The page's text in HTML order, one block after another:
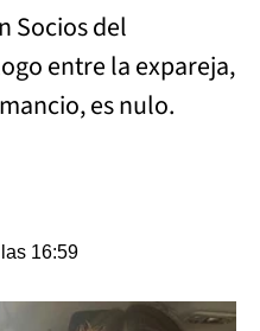
Socios del
entre la expareja,
es nulo.
16:59